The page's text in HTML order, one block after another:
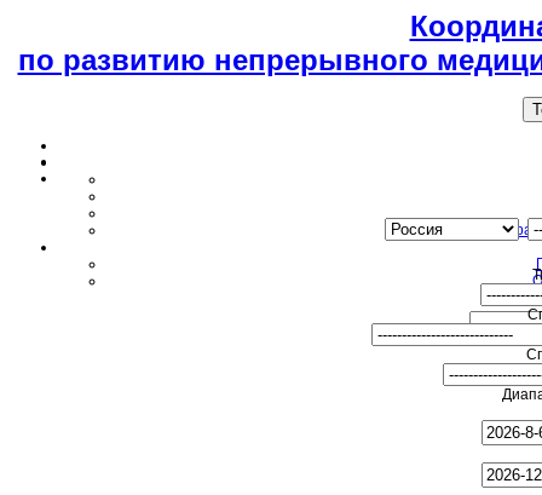
по развитию непрерывного